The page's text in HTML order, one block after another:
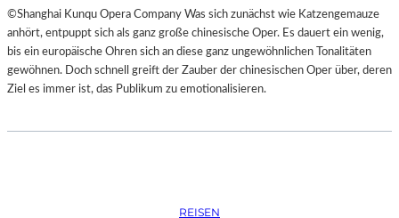
H
O
W
A
N
©Shanghai Kunqu Opera Company Was sich zunächst wie Katzengemauze
anhört, entpuppt sich als ganz große chinesische Oper. Es dauert ein wenig,
bis ein europäische Ohren sich an diese ganz ungewöhnlichen Tonalitäten
gewöhnen. Doch schnell greift der Zauber der chinesischen Oper über, deren
Ziel es immer ist, das Publikum zu emotionalisieren.
REISEN